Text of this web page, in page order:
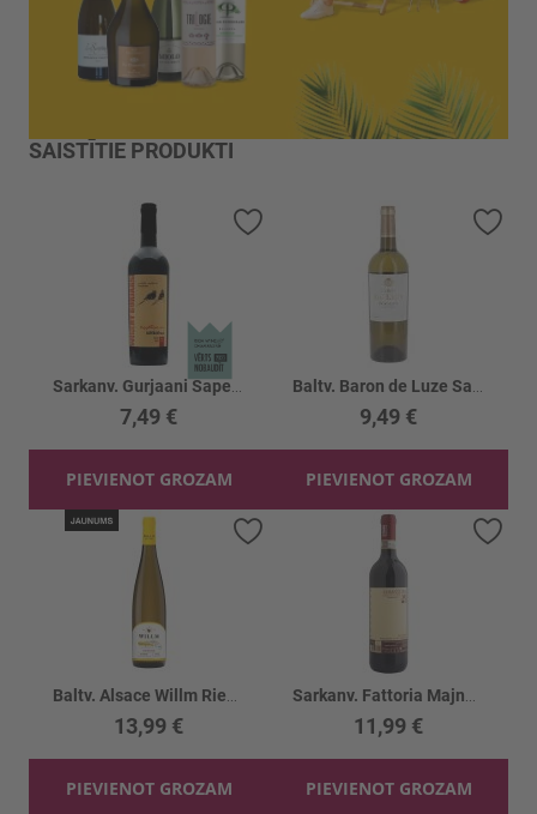
SAISTĪTIE PRODUKTI
7,49 €
PIEVIENOT GROZAM
9,49 €
PIEVIENOT GROZAM
13,99 €
PIEVIENOT GROZAM
Pievienot vēlmju sarakstam
11,99 €
PIEVIENOT GROZAM